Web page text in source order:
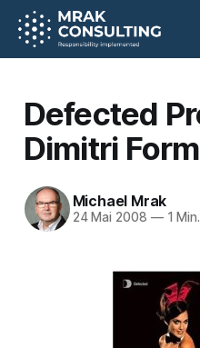
Defected
Dimitri
Michael Mrak
24 Mai 2008 —1